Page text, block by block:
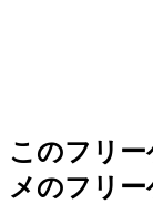
このフリ
メのフリー